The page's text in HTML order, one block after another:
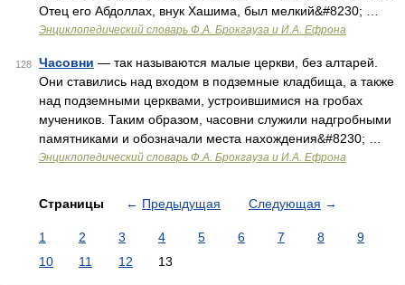
Отец его Абдоллах, внук Хашима, был мелкий&#8230; …
Энциклопедический словарь Ф.А. Брокгауза и И.А. Ефрона
128 Часовни — так называются малые церкви, без алтарей.
Они ставились над входом в подземные кладбища, а также
над подземными церквами, устроившимися на гробах
мучеников. Таким образом, часовни служили надгробными
памятниками и обозначали места нахождения&#8230; …
Энциклопедический словарь Ф.А. Брокгауза и И.А. Ефрона
Страницы ← Предыдущая Следующая →
1 2 3 4 5 6 7 8
9
10
11 12 13